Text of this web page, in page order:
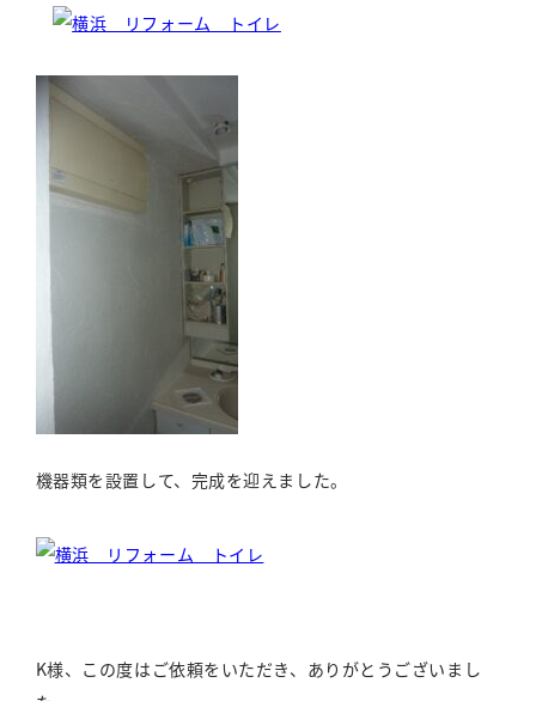
機器類を設置して、完成を迎えました。
K様、この度はご依頼をいただき、ありがとうございまし